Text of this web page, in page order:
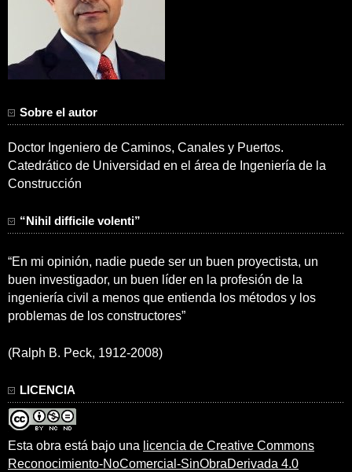
Sobre el autor
Doctor Ingeniero de Caminos, Canales y Puertos.
Catedrático de Universidad en el área de Ingeniería de la
Construcción
“Nihil difficile volenti”
“En mi opinión, nadie puede ser un buen proyectista, un
buen investigador, un buen líder en la profesión de la
ingeniería civil a menos que entienda los métodos y los
problemas de los constructores”
(Ralph B. Peck, 1912-2008)
LICENCIA
Esta obra está bajo una licencia de Creative Commons
Reconocimiento-NoComercial-SinObraDerivada 4.0